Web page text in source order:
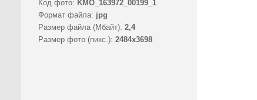
Код фото: KMO_163972_00199_1
Формат файла: jpg
Размер файла (Мбайт): 2,4
Размер фото (пикс.): 2484x3698